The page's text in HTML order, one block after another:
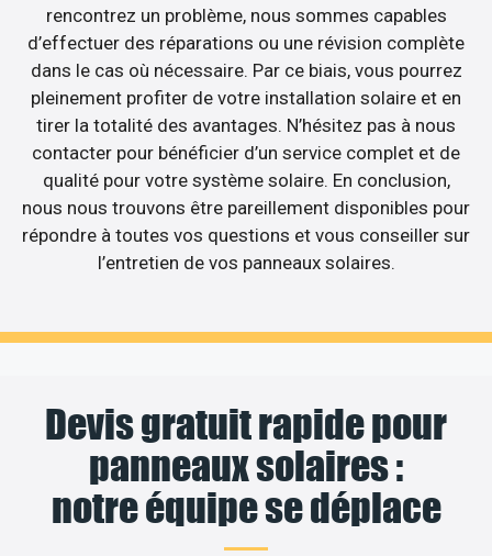
rencontrez un problème, nous sommes capables
d’effectuer des réparations ou une révision complète
dans le cas où nécessaire. Par ce biais, vous pourrez
pleinement profiter de votre installation solaire et en
tirer la totalité des avantages. N’hésitez pas à nous
contacter pour bénéficier d’un service complet et de
qualité pour votre système solaire. En conclusion,
nous nous trouvons être pareillement disponibles pour
répondre à toutes vos questions et vous conseiller sur
l’entretien de vos panneaux solaires.
Devis gratuit rapide pour
panneaux solaires :
notre équipe se déplace